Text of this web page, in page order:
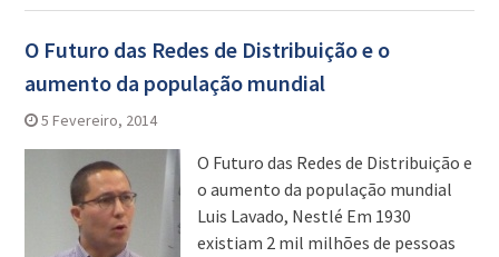
O Futuro das Redes de Distribuição e o
aumento da população mundial
5 Fevereiro, 2014
O Futuro das Redes de Distribuição e
o aumento da população mundial
Luis Lavado, Nestlé Em 1930
existiam 2 mil milhões de pessoas